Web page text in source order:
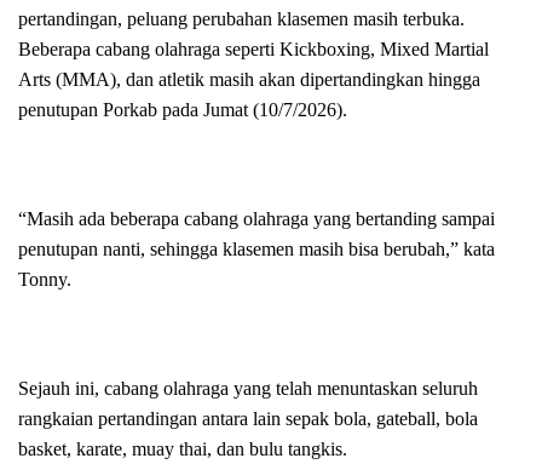
pertandingan, peluang perubahan klasemen masih terbuka.
Beberapa cabang olahraga seperti Kickboxing, Mixed Martial
Arts (MMA), dan atletik masih akan dipertandingkan hingga
penutupan Porkab pada Jumat (10/7/2026).
“Masih ada beberapa cabang olahraga yang bertanding sampai
penutupan nanti, sehingga klasemen masih bisa berubah,” kata
Tonny.
Sejauh ini, cabang olahraga yang telah menuntaskan seluruh
rangkaian pertandingan antara lain sepak bola, gateball, bola
basket, karate, muay thai, dan bulu tangkis.